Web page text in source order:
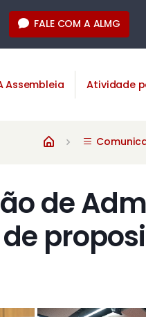
FALE COM A ALMG
Assembleia Atividade
de